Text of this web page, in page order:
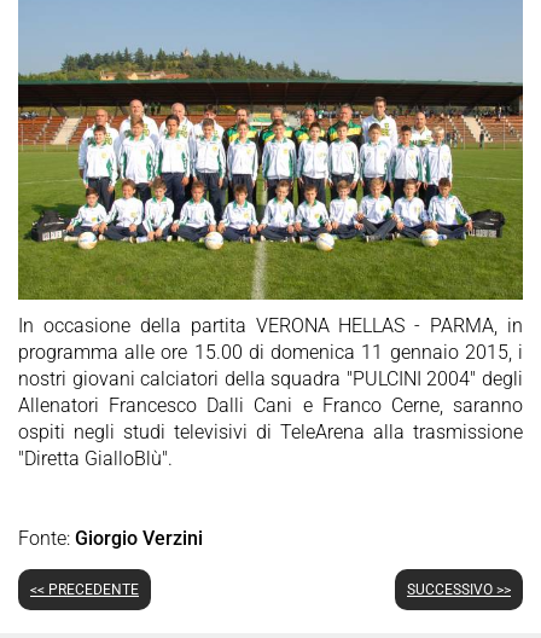
In occasione della partita VERONA HELLAS - PARMA, in
programma alle ore 15.00 di domenica 11 gennaio 2015, i
nostri giovani calciatori della squadra "PULCINI 2004" degli
Allenatori Francesco Dalli Cani e Franco Cerne, saranno
ospiti negli studi televisivi di TeleArena alla trasmissione
"Diretta GialloBlù".
Fonte: Giorgio Verzini
<< PRECEDENTE SUCCESSIVO >>